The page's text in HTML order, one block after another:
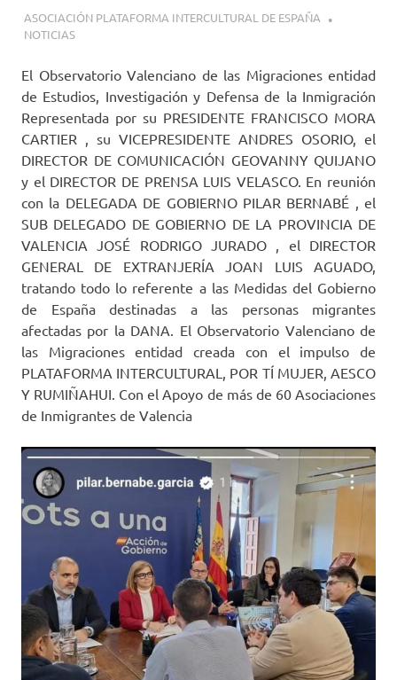
12 FEBRERO, 2025
ASOCIACIÓN PLATAFORMA INTERCULTURAL DE ESPAÑA
NOTICIAS
El Observatorio Valenciano de las Migraciones entidad
de Estudios, Investigación y Defensa de la Inmigración
Representada por su PRESIDENTE FRANCISCO MORA
CARTIER , su VICEPRESIDENTE ANDRES OSORIO, el
DIRECTOR DE COMUNICACIÓN GEOVANNY QUIJANO
y el DIRECTOR DE PRENSA LUIS VELASCO. En reunión
con la DELEGADA DE GOBIERNO PILAR BERNABÉ , el
SUB DELEGADO DE GOBIERNO DE LA PROVINCIA DE
VALENCIA JOSÉ RODRIGO JURADO , el DIRECTOR
GENERAL DE EXTRANJERÍA JOAN LUIS AGUADO,
tratando todo lo referente a las Medidas del Gobierno
de España destinadas a las personas migrantes
afectadas por la DANA. El Observatorio Valenciano de
las Migraciones entidad creada con el impulso de
PLATAFORMA INTERCULTURAL, POR TÍ MUJER, AESCO
Y RUMIÑAHUI. Con el Apoyo de más de 60 Asociaciones
de Inmigrantes de Valencia